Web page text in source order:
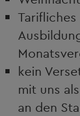
kein
mit uns
an den